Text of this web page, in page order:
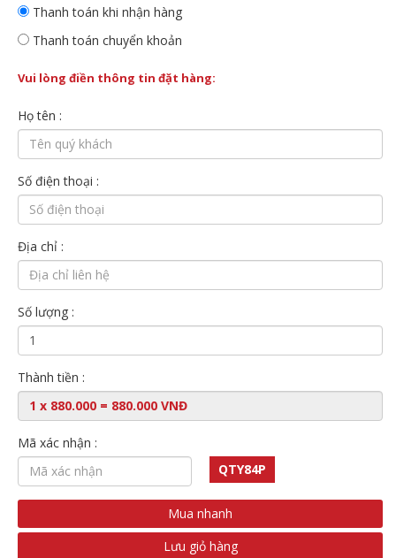
Thanh toán khi nhận hàng
Thanh toán chuyển khoản
Vui lòng điền thông tin đặt hàng:
Họ tên :
Số điện thoại :
Địa chỉ :
Số lượng :
Thành tiền :
Mã xác nhận :
QTY84P
Mua nhanh
Lưu giỏ hàng